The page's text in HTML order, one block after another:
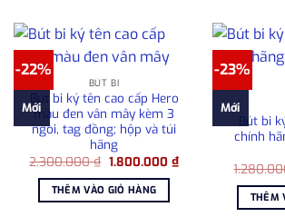
-22%
Mới
BÚT BI
Bút bi ký tên cao cấp Hero
màu đen vân mây kèm 3
ngòi, tag đồng; hộp và túi
hãng
2.300.000₫ Giá
là:
2.300.000 ₫.
1.800.000 ₫Giá
hiện
1.800.000 ₫.
THÊM VÀO GIỎ HÀNG
-23%
Mới
Bút bi
chính
THÊM